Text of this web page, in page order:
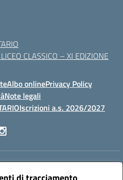
CLASSICO – XI EDIZIONE
Albo onlinePrivacy Policy
Note legali
Iscrizioni a.s. 2026/2027
fgps210002@istruzione.it